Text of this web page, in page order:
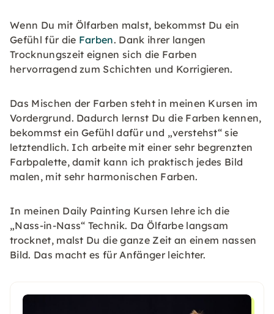
Wenn Du mit Ölfarben malst, bekommst Du ein
Gefühl für die Farben. Dank ihrer langen
Trocknungszeit eignen sich die Farben
hervorragend zum Schichten und Korrigieren.
Das Mischen der Farben steht in meinen Kursen im
Vordergrund. Dadurch lernst Du die Farben kennen,
bekommst ein Gefühl dafür und „verstehst“ sie
letztendlich. Ich arbeite mit einer sehr begrenzten
Farbpalette, damit kann ich praktisch jedes Bild
malen, mit sehr harmonischen Farben.
In meinen Daily Painting Kursen lehre ich die
„Nass-in-Nass“ Technik. Da Ölfarbe langsam
trocknet, malst Du die ganze Zeit an einem nassen
Bild. Das macht es für Anfänger leichter.